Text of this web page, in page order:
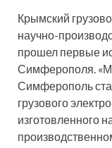
Крымский
научно-
прошел первые
Симферополя.
Симферополь
грузового
изготовленного